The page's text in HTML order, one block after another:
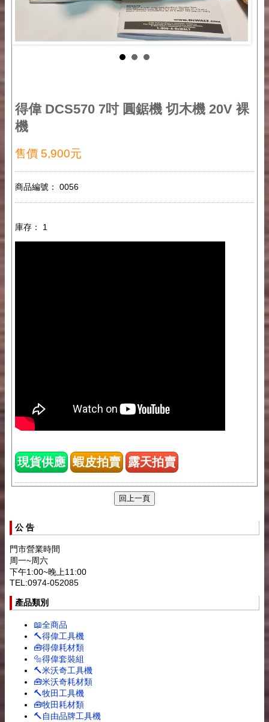
得偉 DCS570 7吋 圓鋸機 切木機 20V 裸
機
售價 5,900元
商品編號： 0056
庫存： 1
現貨供應 蝦皮拍賣 露天拍賣
公 告
門市營業時間
周一~周六
下午1:00~晚上11:00
TEL:0974-052085
產品類別
📖全商品
🔨得偉工具機
🧰得偉耗材類
🔩得偉套裝組
🔨米沃奇工具機
🧰米沃奇耗材類
🔨牧田工具機
🧰牧田耗材類
🔨自由品牌工具機